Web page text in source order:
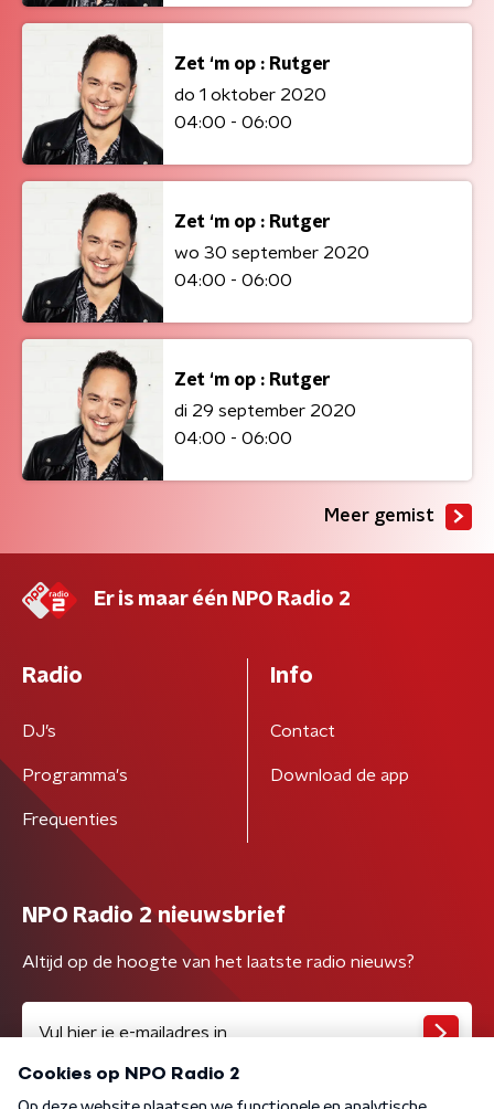
Zet ‘m op : Rutger
do 1 oktober 2020
04:00 - 06:00
Zet ‘m op : Rutger
wo 30 september 2020
04:00 - 06:00
Zet ‘m op : Rutger
di 29 september 2020
04:00 - 06:00
Meer gemist
Er is maar één NPO Radio 2
Radio
DJ’s
Programma's
Frequenties
Info
Contact
Download de app
NPO Radio 2 nieuwsbrief
Altijd op de hoogte van het laatste radio nieuws?